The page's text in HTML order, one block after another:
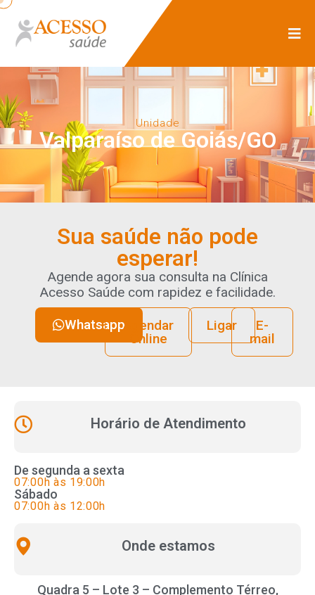
Unidade
Valparaíso de Goiás/GO
Sua saúde não pode
esperar!
Agende agora sua consulta na Clínica
Acesso Saúde com rapidez e facilidade.
WhatsappAgendar
Online
Ligar
E-
mail
Horário de Atendimento
De segunda a sexta
07:00h às 19:00h
Sábado
07:00h às 12:00h
Onde estamos
Quadra 5 – Lote 3 – Complemento Térreo,